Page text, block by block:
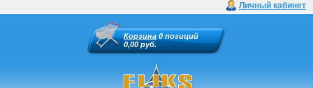
Личный кабинет
Корзина 0 позиций
0,00 руб.